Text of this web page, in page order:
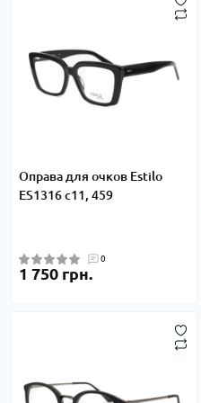
Оправа для очков Estilo
ES1316 c11, 459
0
1 750 грн.